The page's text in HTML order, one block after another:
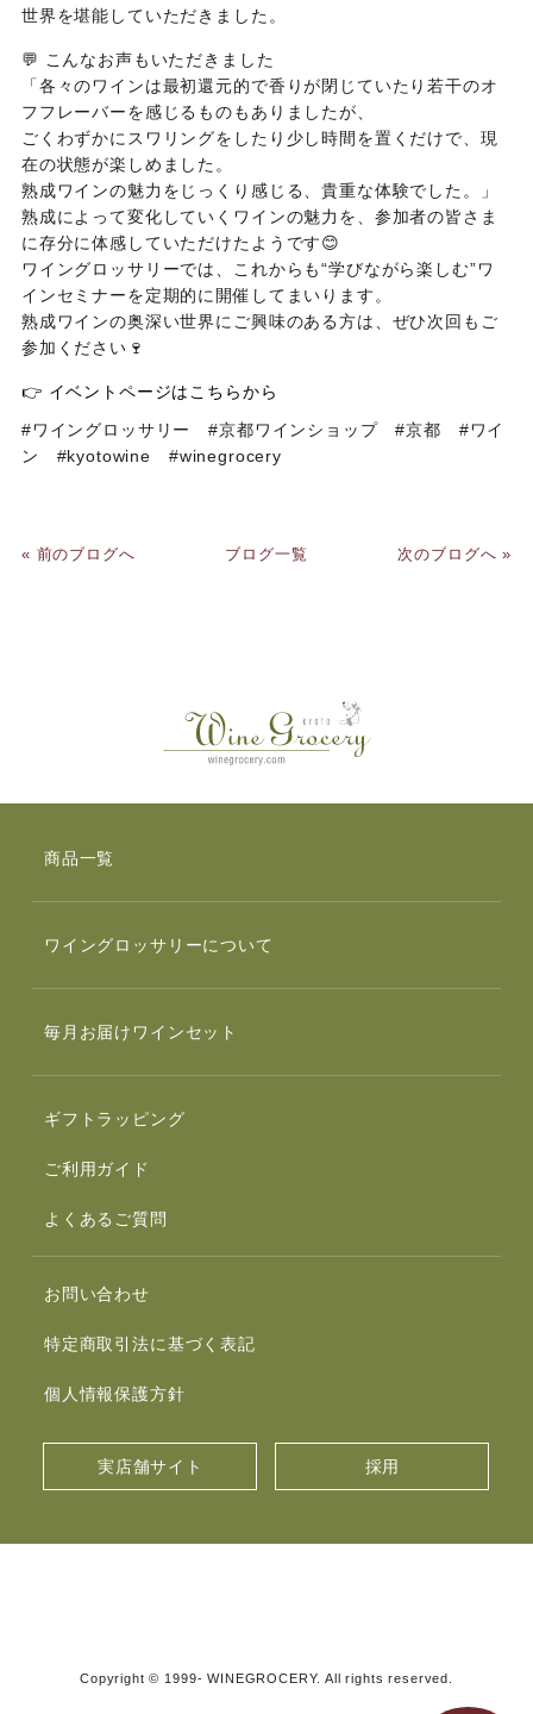
世界を堪能していただきました。
💬 こんなお声もいただきました
「各々のワインは最初還元的で香りが閉じていたり若干のオ
フフレーバーを感じるものもありましたが、
ごくわずかにスワリングをしたり少し時間を置くだけで、現
在の状態が楽しめました。
熟成ワインの魅力をじっくり感じる、貴重な体験でした。」
熟成によって変化していくワインの魅力を、参加者の皆さま
に存分に体感していただけたようです😊
ワイングロッサリーでは、これからも“学びながら楽しむ”ワ
インセミナーを定期的に開催してまいります。
熟成ワインの奥深い世界にご興味のある方は、ぜひ次回もご
参加ください🍷
👉 イベントページはこちらから
#ワイングロッサリー #京都ワインショップ #京都 #ワイ
ン #kyotowine #winegrocery
« 前のブログへ ブログ一覧 次のブログへ »
商品一覧
ワイングロッサリーについて
毎月お届けワインセット
ギフトラッピング
ご利用ガイド
よくあるご質問
お問い合わせ
特定商取引法に基づく表記
個人情報保護方針
実店舗サイト 採用
Copyright © 1999- WINEGROCERY. All rights reserved.